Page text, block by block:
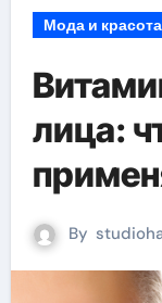
Мода и красота
лица:
By